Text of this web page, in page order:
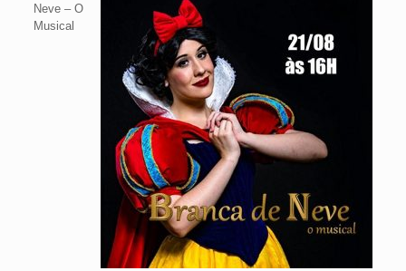
Neve – O
Musical